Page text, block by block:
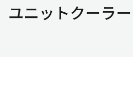
ユニットクーラー